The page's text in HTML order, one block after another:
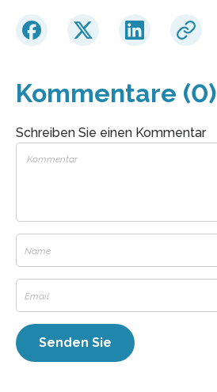
Kommentare (0)
Schreiben Sie einen Kommentar